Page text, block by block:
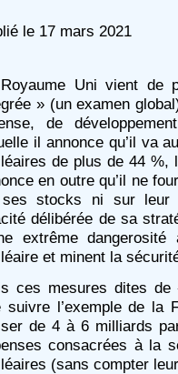
le 17 mars 2021
Uni vient de
» (un examen
de
il annonce qu’il va
de plus de 44 %,
en outre qu’il ne
stocks ni sur leur
délibérée de sa
extrême
et minent la
ces mesures dites
suivre l’exemple de la
de 4 à 6 milliards
consacrées à la
(sans compter